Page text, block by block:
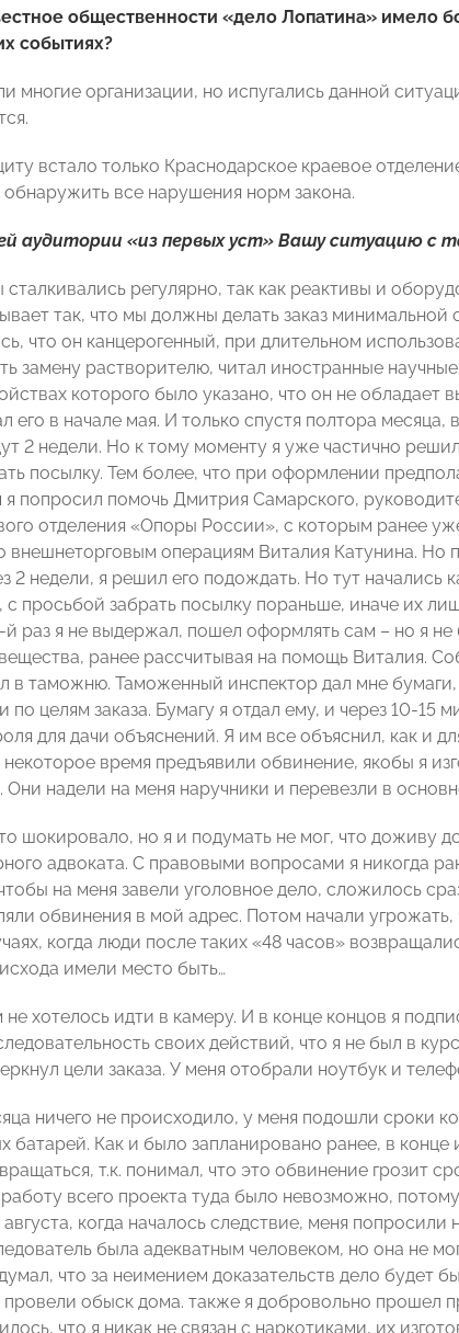
общественности «дело Лопатина» имело
событиях?
многие организации, но испугались данной
встало только Краснодарское краевое
все нарушения норм закона.
аудитории «из первых уст» Вашу ситуацию с
регулярно, так как реактивы и
так, что мы должны делать заказ минимальной
что он канцерогенный, при длительном
замену растворителю, читал иностранные
которого было указано, что он не обладает
его в начале мая. И только спустя полтора
2 недели. Но к тому моменту я уже частично
посылку. Тем более, что при оформлении
я попросил помочь Дмитрия Самарского,
отделения «Опоры России», с которым ранее
внешнеторговым операциям Виталия Катунина. Но
2 недели, я решил его подождать. Но тут начались
просьбой забрать посылку пораньше, иначе их
раз я не выдержал, пошел оформлять сам – но я не
ранее рассчитывая на помощь Виталия.
в таможню. Таможенный инспектор дал мне
по целям заказа. Бумагу я отдал ему, и через 10-
для дачи объяснений. Я им все объяснил, как и
время предъявили обвинение, якобы я
Они надели на меня наручники и перевезли в
шокировало, но я и подумать не мог, что доживу
адвоката. С правовыми вопросами я никогда
на меня завели уголовное дело, сложилось
обвинения в мой адрес. Потом начали угрожать,
когда люди после таких «48 часов»
имели место быть…
хотелось идти в камеру. И в конце концов я
своих действий, что я не был в
цели заказа. У меня отобрали ноутбук и
ничего не происходило, у меня подошли сроки
батарей. Как и было запланировано ранее, в
т.к. понимал, что это обвинение грозит
всего проекта туда было невозможно,
когда началось следствие, меня попросили
была адекватным человеком, но она не
что за неимением доказательств дело будет
провели обыск дома. также я добровольно прошел
что я никак не связан с наркотиками, их